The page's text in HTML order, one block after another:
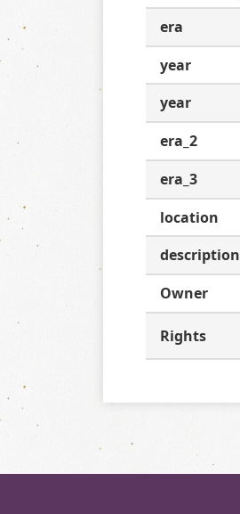
era
year
year
era_2
era_3
location
description
Owner
Rights